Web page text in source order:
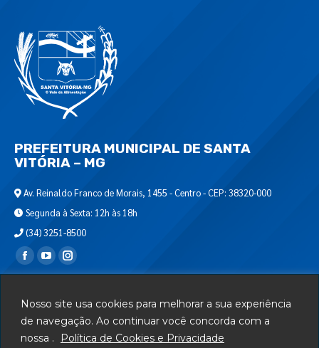
Nosso site usa cookies para melhorar a sua experiência
de navegação. Ao continuar você concorda com a
nossa .
Política de Cookies e Privacidade
PREFEITURA MUNICIPAL DE SANTA
VITÓRIA – MG
Av. Reinaldo Franco de Morais, 1455 - Centro - CEP: 38320-000
Segunda à Sexta: 12h às 18h
(34) 3251-8500
Encontre-nos em:
Departamento de T.I.
Serviços